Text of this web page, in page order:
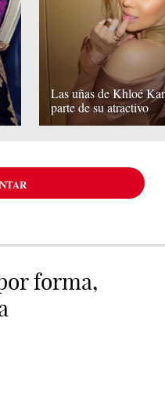
Las uñas de Khloé
parte de su atractivo
forma,